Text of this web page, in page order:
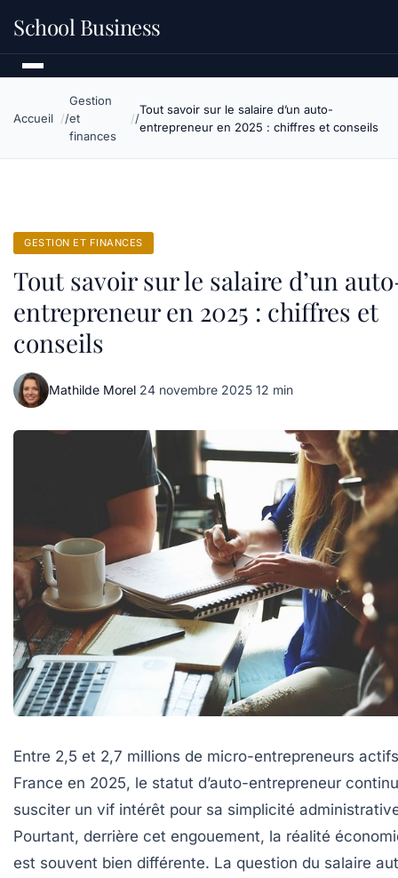
School Business
Accueil
Gestion
et
finances
Tout savoir sur le salaire d’un auto-
entrepreneur en 2025 : chiffres et conseils
GESTION ET FINANCES
Tout savoir sur le salaire d’un
entrepreneur en 2025 : chiffres et
conseils
Mathilde Morel·24 novembre 2025·12 min
Entre 2,5 et 2,7 millions de micro-entrepreneurs
France en 2025, le statut d’auto-entrepreneur
susciter un vif intérêt pour sa simplicité
Pourtant, derrière cet engouement, la réalité
est souvent bien différente. La question du salaire